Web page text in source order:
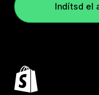
Indítsd el